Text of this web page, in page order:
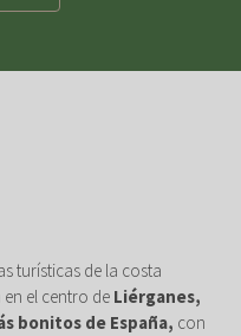
turísticas de la costa
el centro de Liérganes,
bonitos de España, con